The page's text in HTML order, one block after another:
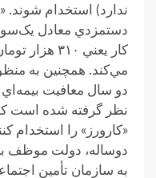
ندارد) استخدام شوند.
دستمزدي معادل
کار يعني
مي‌کند. همچنين به
دو سال معافيت بيمه‌اي
نظر گرفته شده است
«کارورز» را استخدام
دوساله، دولت موظف
به سازمان تأمين